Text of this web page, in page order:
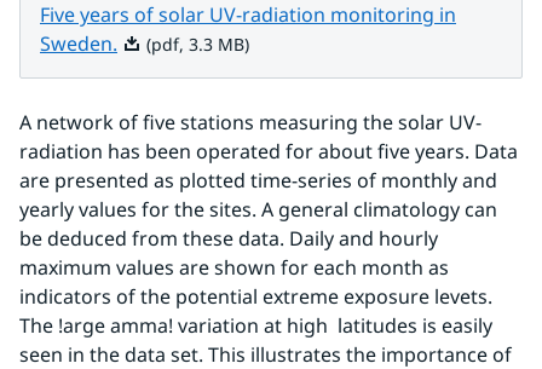
Five years of solar UV-radiation monitoring in
Sweden. Pdf, 3.3 MB.
(pdf, 3.3 MB)
A network of five stations measuring the solar UV-
radiation has been operated for about five years. Data
are presented as plotted time-series of monthly and
yearly values for the sites. A general climatology can
be deduced from these data. Daily and hourly
maximum values are shown for each month as
indicators of the potential extreme exposure levets.
The !arge amma! variation at high  latitudes is easily
seen in the data set. This illustrates the importance of